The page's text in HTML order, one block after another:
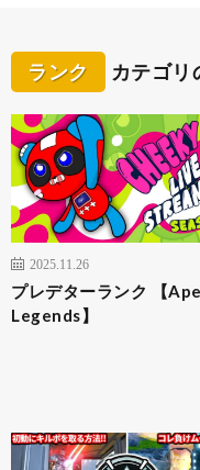
ランク カテゴリ
2025.11.26
プレデターランク 【
Legends】